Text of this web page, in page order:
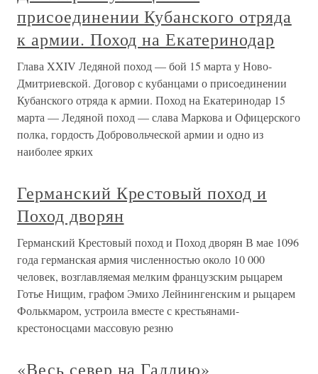
присоединении Кубанского отряда
к армии. Поход на Екатеринодар
Глава XXIV Ледяной поход — бой 15 марта у Ново-
Дмитриевской. Договор с кубанцами о присоединении
Кубанского отряда к армии. Поход на Екатеринодар 15
марта — Ледяной поход — слава Маркова и Офицерского
полка, гордость Добровольческой армии и одно из
наиболее ярких
Германский Крестовый поход и
Поход дворян
Германский Крестовый поход и Поход дворян В мае 1096
года германская армия численностью около 10 000
человек, возглавляемая мелким французским рыцарем
Готье Нищим, графом Эмихо Лейнингенским и рыцарем
Фолькмаром, устроила вместе с крестьянами-
крестоносцами массовую резню
«Весь север на Галлию»